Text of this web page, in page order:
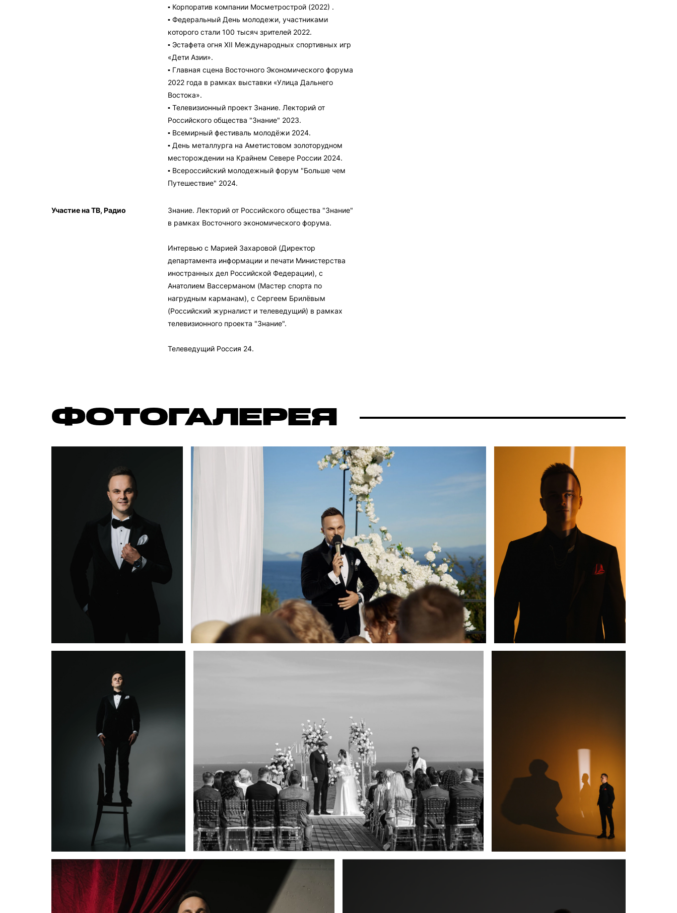
▪ Корпоратив компании Мосметрострой (2022) .
▪ Федеральный День молодежи, участниками
которого стали 100 тысяч зрителей 2022.
▪ Эстафета огня XII Международных спортивных игр
«Дети Азии».
▪ Главная сцена Восточного Экономического форума
2022 года в рамках выставки «Улица Дальнего
Востока».
▪ Телевизионный проект Знание. Лекторий от
Российского общества "Знание" 2023.
▪ Всемирный фестиваль молодёжи 2024.
▪ День металлурга на Аметистовом золоторудном
месторождении на Крайнем Севере России 2024.
▪ Всероссийский молодежный форум "Больше чем
Путешествие" 2024.
Участие на ТВ, Радио
Знание. Лекторий от Российского общества "Знание"
в рамках Восточного экономического форума.
Интервью c Марией Захаровой (Директор
департамента информации и печати Министерства
иностранных дел Российской Федерации), с
Анатолием Вассерманом (Мастер спорта по
нагрудным карманам), с Сергеем Брилёвым
(Российский журналист и телеведущий) в рамках
телевизионного проекта "Знание".
Телеведущий Россия 24.
ФОТОГАЛЕРЕЯ